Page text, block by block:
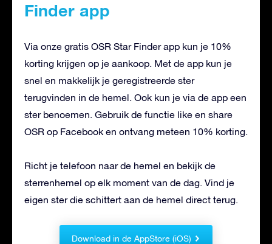
Finder app
Via onze gratis OSR Star Finder app kun je 10%
korting krijgen op je aankoop. Met de app kun je
snel en makkelijk je geregistreerde ster
terugvinden in de hemel. Ook kun je via de app een
ster benoemen. Gebruik de functie like en share
OSR op Facebook en ontvang meteen 10% korting.
Richt je telefoon naar de hemel en bekijk de
sterrenhemel op elk moment van de dag. Vind je
eigen ster die schittert aan de hemel direct terug.
Download in de AppStore (iOS)